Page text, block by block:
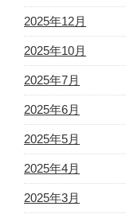
2025年12月
2025年10月
2025年7月
2025年6月
2025年5月
2025年4月
2025年3月